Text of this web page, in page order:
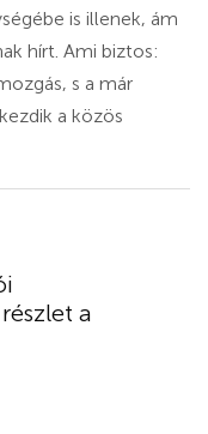
is illenek, ám
hírt. Ami biztos:
s a már
a közös
a